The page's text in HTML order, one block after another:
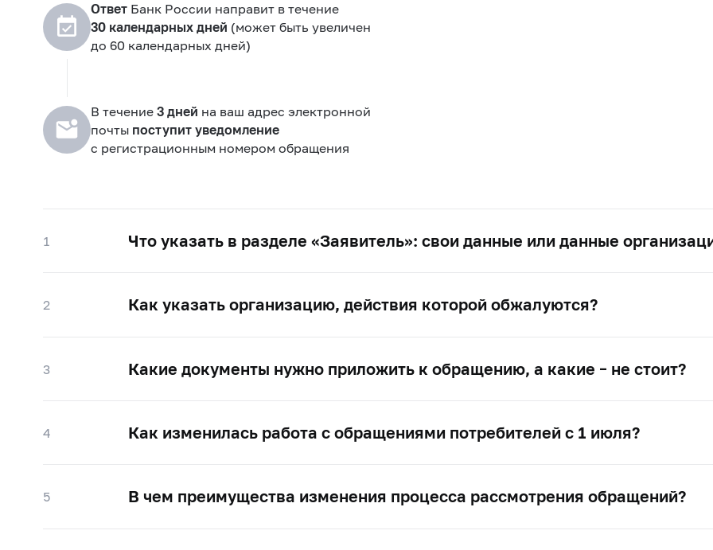
ОтветБанк России направит в течение
30 календарных дней (может быть увеличен
до 60 календарных дней)
В течение 3 дней на ваш адрес электронной
почты поступит уведомление
с регистрационным номером обращения
1 Что указать в разделе «Заявитель»: свои данные или данные
2 Как указать организацию, действия которой обжалуются?
3 Какие документы нужно приложить к обращению, а какие – не стоит?
4 Как изменилась работа с обращениями потребителей с 1 июля?
5 В чем преимущества изменения процесса рассмотрения обращений?